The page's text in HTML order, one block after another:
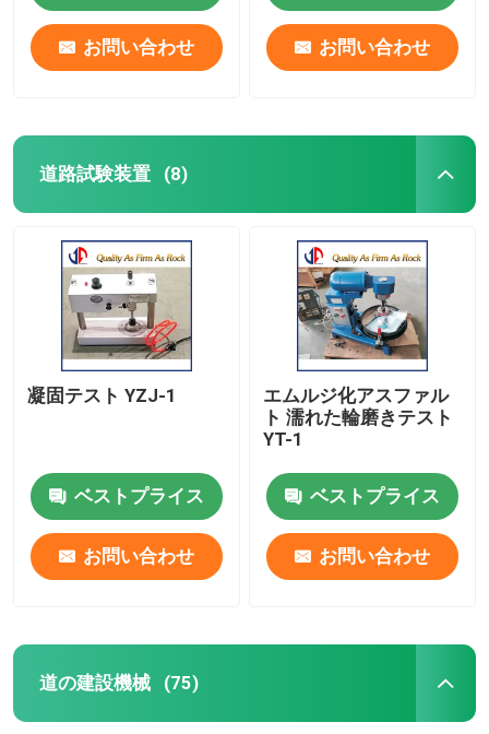
お問い合わせ お問い合わせ
道路試験装置 (8)
凝固テスト YZJ-1
ベストプライス
お問い合わせ
エムルジ化アスファル
ト 濡れた輪磨きテスト
YT-1
ベストプライス
お問い合わせ
道の建設機械 (75)